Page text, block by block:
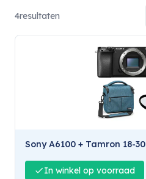
4resultaten
Sony A6100 + Tamron 18-
In winkel op voorraad